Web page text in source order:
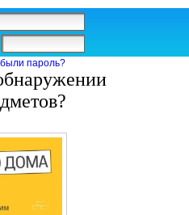
пароль?